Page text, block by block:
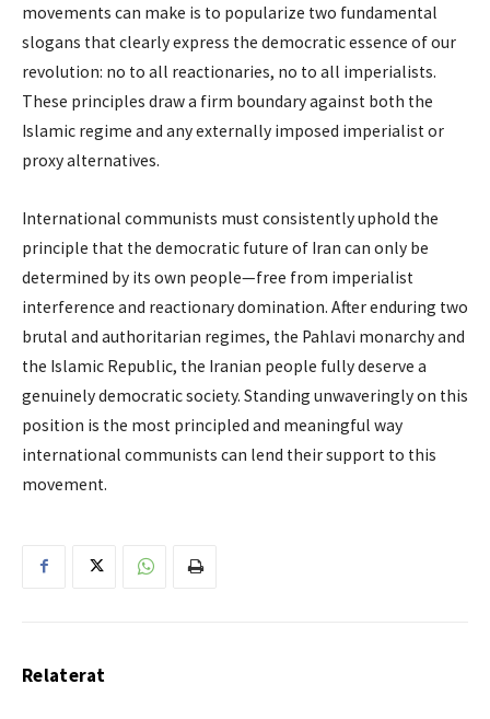
movements can make is to popularize two fundamental
slogans that clearly express the democratic essence of our
revolution: no to all reactionaries, no to all imperialists.
These principles draw a firm boundary against both the
Islamic regime and any externally imposed imperialist or
proxy alternatives.
International communists must consistently uphold the
principle that the democratic future of Iran can only be
determined by its own people—free from imperialist
interference and reactionary domination. After enduring two
brutal and authoritarian regimes, the Pahlavi monarchy and
the Islamic Republic, the Iranian people fully deserve a
genuinely democratic society. Standing unwaveringly on this
position is the most principled and meaningful way
international communists can lend their support to this
movement.
Relaterat